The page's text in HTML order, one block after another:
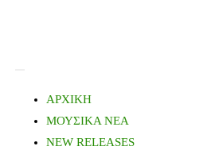
ΑΡΧΙΚΗ
ΜΟΥΣΙΚΑ ΝΕΑ
NEW RELEASES